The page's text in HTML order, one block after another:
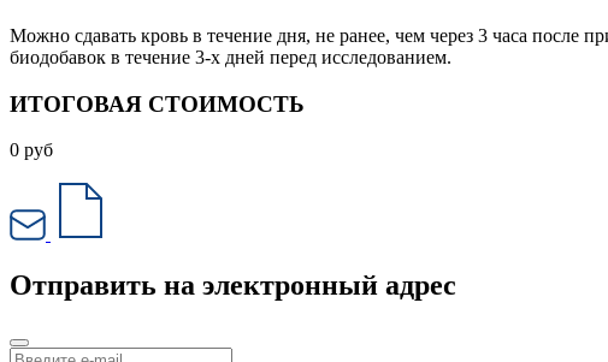
Можно сдавать кровь в течение дня, не ранее, чем через 3 часа
биодобавок в течение 3-х дней перед исследованием.
ИТОГОВАЯ СТОИМОСТЬ
0 руб
Отправить на электронный адрес